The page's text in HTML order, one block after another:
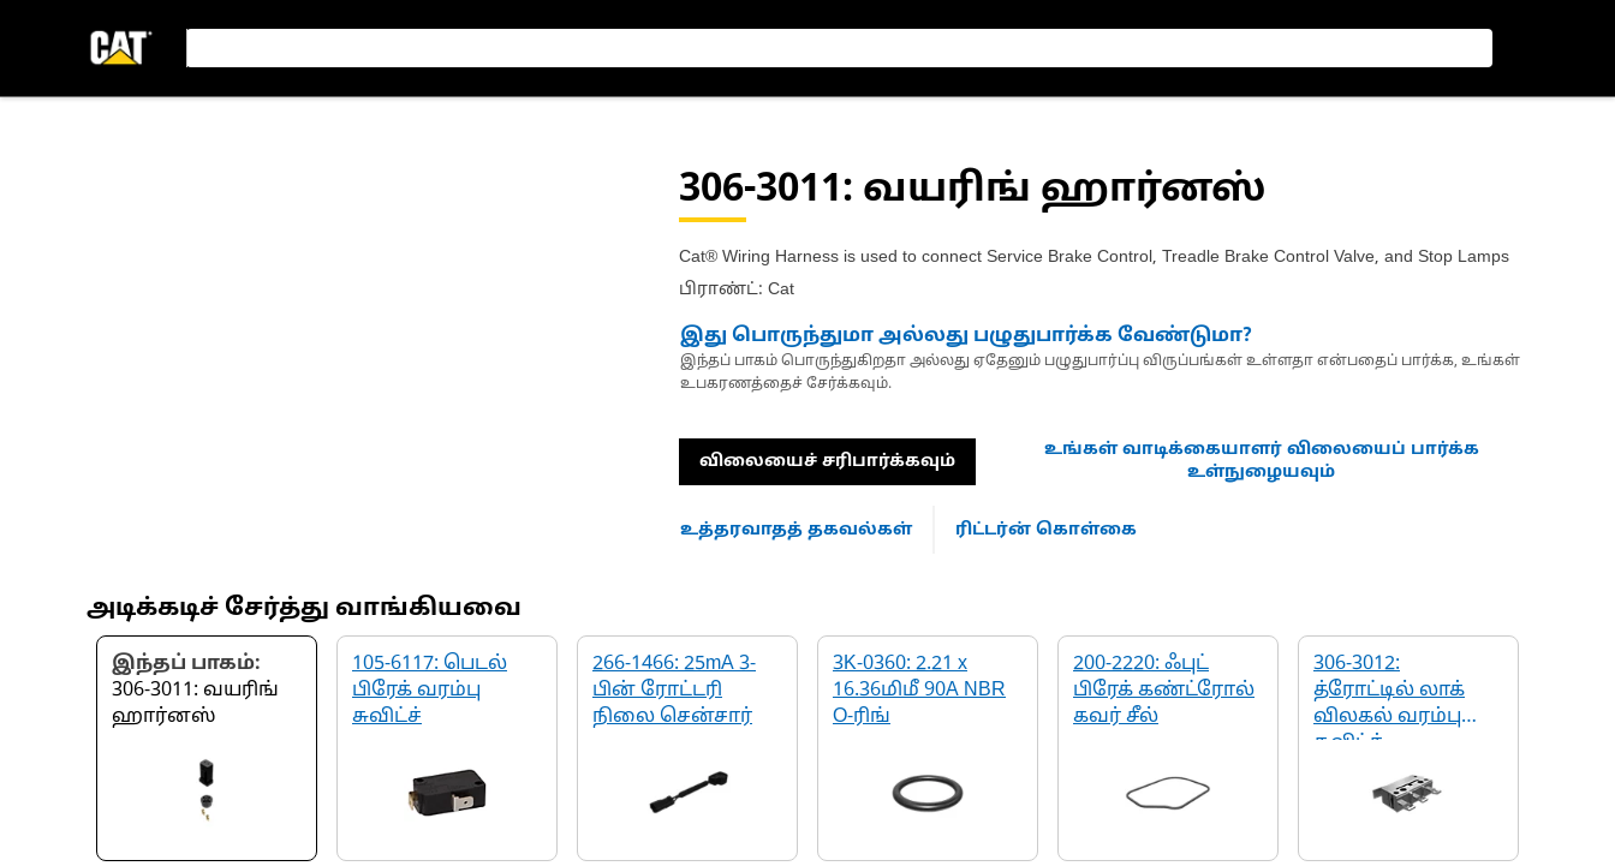
306-3011: வயரிங் ஹார்னஸ்
Cat® Wiring Harness is used to connect Service Brake Control, Treadle Brake Control Valve, and Stop Lamps
பிராண்ட்: Cat
இது பொருந்துமா அல்லது பழுதுபார்க்க வேண்டுமா?
இந்தப் பாகம் பொருந்துகிறதா அல்லது ஏதேனும் பழுதுபார்ப்பு விருப்பங்கள் உள்ளதா என்பதைப் பார்க்க, உங்கள்
உபகரணத்தைச் சேர்க்கவும்.
விலையைச் சரிபார்க்கவும்
உங்கள் வாடிக்கையாளர் விலையைப் பார்க்க
உள்நுழையவும்
உத்தரவாதத் தகவல்கள் ரிட்டர்ன் கொள்கை
அடிக்கடிச் சேர்த்து வாங்கியவை
இந்தப் பாகம்:
306-3011: வயரிங்
ஹார்னஸ்
105-6117: பெடல்
பிரேக் வரம்பு
சுவிட்ச்
266-1466: 25mA 3-
பின் ரோட்டரி
நிலை சென்சார்
3K-0360: 2.21 x
16.36மிமீ 90A NBR
O-ரிங்
200-2220: ஃபுட்
பிரேக் கண்ட்ரோல்
கவர் சீல்
306-3012:
த்ரோட்டில் லாக்
விலகல் வரம்பு
சுவிட்ச்